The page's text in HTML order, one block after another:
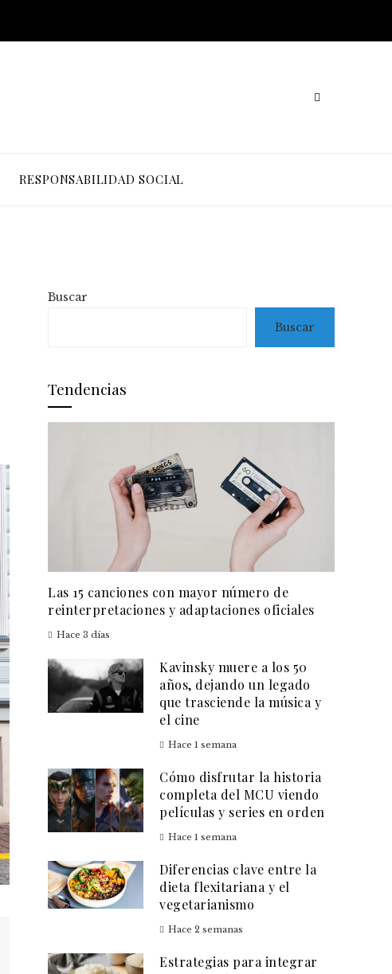
RESPONSABILIDAD SOCIAL
Buscar
Buscar
Tendencias
Las 15 canciones con mayor número de
reinterpretaciones y adaptaciones oficiales
Hace 3 días
Kavinsky muere a los 50
años, dejando un legado
que trasciende la música y
el cine
Hace 1 semana
Cómo disfrutar la historia
completa del MCU viendo
películas y series en orden
Hace 1 semana
Diferencias clave entre la
dieta flexitariana y el
vegetarianismo
Hace 2 semanas
Estrategias para integrar